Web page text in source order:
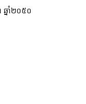
ឆ្នាំ២០៥០